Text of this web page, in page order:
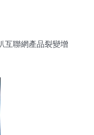
互聯網產品裂變增